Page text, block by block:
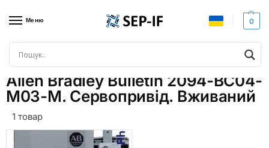
Меню 0
Головна Товари з позначками “Allen Bradley Bulletin 2094-BC04-M03-M. Сервопривід. Вживаний”
Allen Bradley Bulletin 2094-BC04-
M03-M. Сервопривід. Вживаний
1 товар